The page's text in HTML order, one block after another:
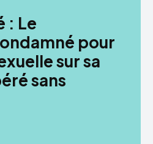
: Le
pour
sur sa
sans